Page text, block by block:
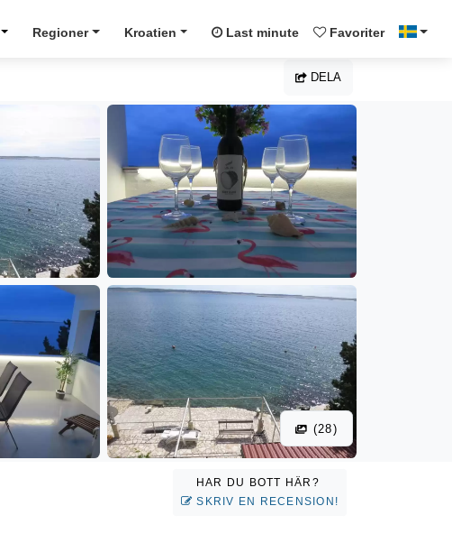
Regioner Kroatien Last minute Favoriter
DELA
(28)
HAR DU BOTT HÄR?
SKRIV EN RECENSION!